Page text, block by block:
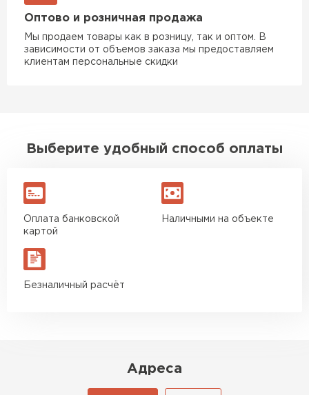
Оптово и розничная продажа
Мы продаем товары как в розницу, так и оптом. В
зависимости от объемов заказа мы предоставляем
клиентам персональные скидки
Выберите удобный способ оплаты
Оплата банковской
картой
Наличными на объекте
Безналичный расчёт
Адреса